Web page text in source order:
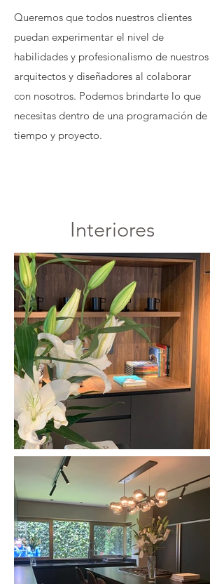
Queremos que todos nuestros clientes
puedan experimentar el nivel de
habilidades y profesionalismo de nuestros
arquitectos y diseñadores al colaborar
con nosotros. Podemos brindarte lo que
necesitas dentro de una programación de
tiempo y proyecto.
Interiores